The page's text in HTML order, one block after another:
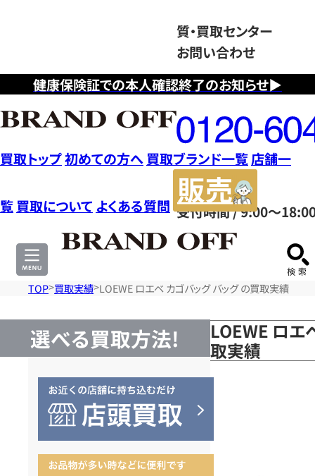
健康保険証での本人確認終了のお知らせ▶
質・買取センター
お問い合わせ
フ
リ
ー
ダ
イ
ヤ
ル
0120604117
受付時間 / 9:00～
買取トップ初めての方へ 買取ブランド一覧店舗一
覧 買取について よくある質問
サ
TOP 買取実績 LOEWE ロエベ カゴバッグ バッグ の買取実績
選べる買取方法!
LOEWE ロエ
取実績